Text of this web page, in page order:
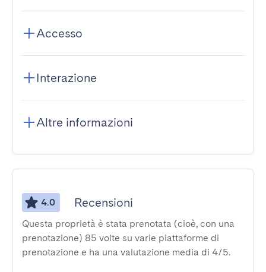
Accesso
Interazione
Altre informazioni
4.0 Recensioni
Questa proprietà è stata prenotata (cioè, con una
prenotazione) 85 volte su varie piattaforme di
prenotazione e ha una valutazione media di 4/5.